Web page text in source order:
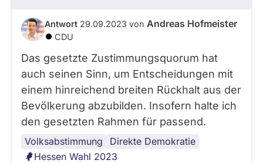
Antwort 29.09.2023 von Andreas Hofmeister
CDU
Das gesetzte Zustimmungsquorum hat
auch seinen Sinn, um Entscheidungen mit
einem hinreichend breiten Rückhalt aus der
Bevölkerung abzubilden. Insofern halte ich
den gesetzten Rahmen für passend.
Volksabstimmung Direkte Demokratie
Bürgerbeteiligung
Volksentscheid
Hessen Wahl 2023